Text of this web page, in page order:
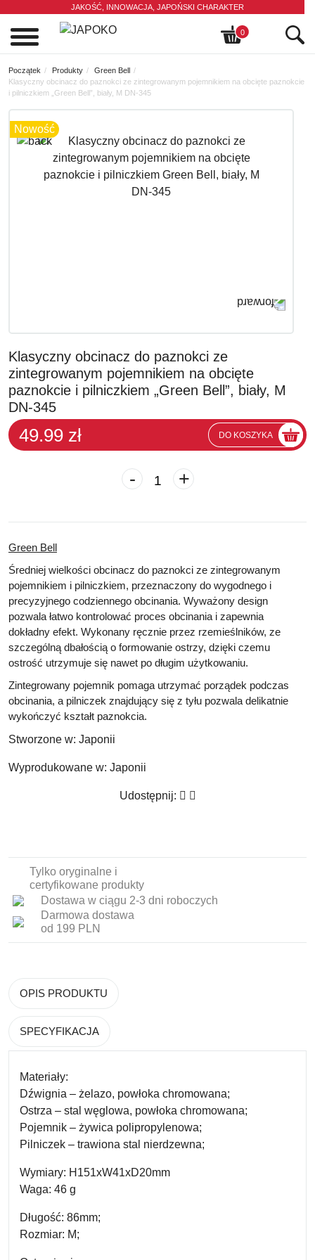
JAKOŚĆ, INNOWACJA, JAPOŃSKI CHARAKTER
0
Początek Produkty
Green Bell
Klasyczny obcinacz do paznokci ze zintegrowanym pojemnikiem na obcięte paznokcie
i pilniczkiem „Green Bell”, biały, M DN-345
Nowość
Klasyczny obcinacz do paznokci ze
zintegrowanym pojemnikiem na obcięte
paznokcie i pilniczkiem „Green Bell”, biały, M
DN-345
49.99 zł DO KOSZYKA
- +
Green Bell
Średniej wielkości obcinacz do paznokci ze zintegrowanym
pojemnikiem i pilniczkiem, przeznaczony do wygodnego i
precyzyjnego codziennego obcinania. Wyważony design
pozwala łatwo kontrolować proces obcinania i zapewnia
dokładny efekt. Wykonany ręcznie przez rzemieślników, ze
szczególną dbałością o formowanie ostrzy, dzięki czemu
ostrość utrzymuje się nawet po długim użytkowaniu.
Zintegrowany pojemnik pomaga utrzymać porządek podczas
obcinania, a pilniczek znajdujący się z tyłu pozwala delikatnie
wykończyć kształt paznokcia.
Stworzone w: Japonii
Wyprodukowane w: Japonii
Udostępnij:
Tylko oryginalne i
certyfikowane produkty
Dostawa w ciągu 2-3 dni roboczych
Darmowa dostawa
od 199 PLN
OPIS PRODUKTU
SPECYFIKACJA
Materiały:
Dźwignia – żelazo, powłoka chromowana;
Ostrza – stal węglowa, powłoka chromowana;
Pojemnik – żywica polipropylenowa;
Pilniczek – trawiona stal nierdzewna;
Wymiary: H151xW41xD20mm
Waga: 46 g
Długość: 86mm;
Rozmiar: M;